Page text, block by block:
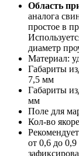
Область
аналога
простое в
диаметр
Материал:
Габариты
7,5 мм
Габариты
мм
Поле для
Кол-во
от 0,6 до